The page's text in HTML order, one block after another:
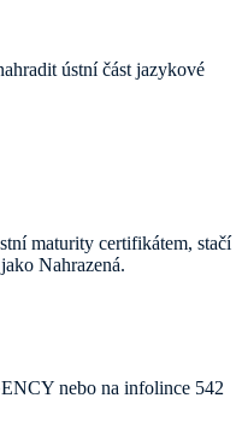
ústní část jazykové
maturity certifikátem, stačí
Nahrazená.
nebo na infolince 542